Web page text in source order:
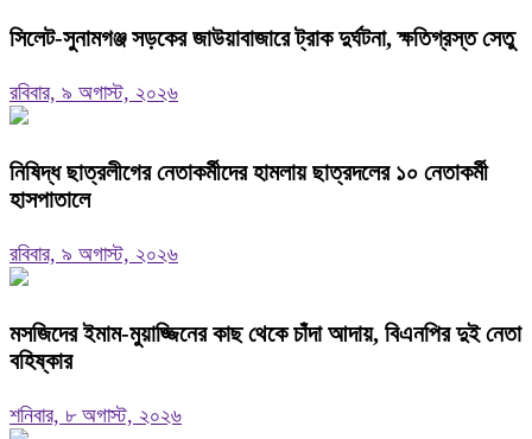
‎সিলেট-সুনামগঞ্জ সড়কের জাউয়াবাজারে ট্রাক দুর্ঘটনা, ক্ষতিগ্রস্ত সেতু
রবিবার, ৯ অগাস্ট, ২০২৬
নিষিদ্ধ ছাত্রলীগের নেতাকর্মীদের হামলায় ছাত্রদলের ১০ নেতাকর্মী
হাসপাতালে
রবিবার, ৯ অগাস্ট, ২০২৬
মসজিদের ইমাম-মুয়াজ্জিনের কাছ থেকে চাঁদা আদায়, বিএনপির দুই নেতা
বহিষ্কার
শনিবার, ৮ অগাস্ট, ২০২৬